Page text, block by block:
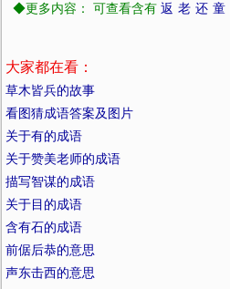
◆更多内容： 可查看含有 返 老 还 童
大家都在看：
草木皆兵的故事
看图猜成语答案及图片
关于有的成语
关于赞美老师的成语
描写智谋的成语
关于目的成语
含有石的成语
前倨后恭的意思
声东击西的意思